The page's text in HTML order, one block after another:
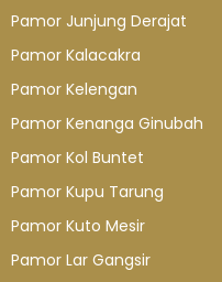
Pamor Junjung Derajat
Pamor Kalacakra
Pamor Kelengan
Pamor Kenanga Ginubah
Pamor Kol Buntet
Pamor Kupu Tarung
Pamor Kuto Mesir
Pamor Lar Gangsir